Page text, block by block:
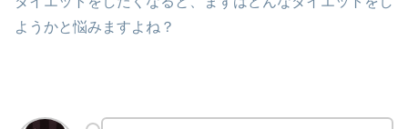
ようかと悩みますよね？